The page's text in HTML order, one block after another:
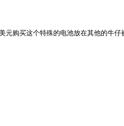
购买这个特殊的电池放在其他的牛仔